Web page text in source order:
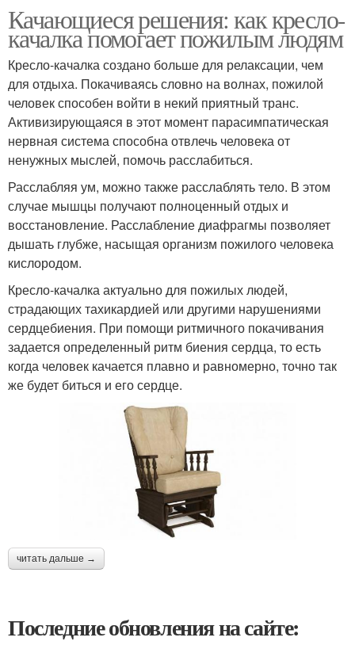
Качающиеся решения: как кресло-
качалка помогает пожилым людям
Кресло-качалка создано больше для релаксации, чем
для отдыха. Покачиваясь словно на волнах, пожилой
человек способен войти в некий приятный транс.
Активизирующаяся в этот момент парасимпатическая
нервная система способна отвлечь человека от
ненужных мыслей, помочь расслабиться.
Расслабляя ум, можно также расслаблять тело. В этом
случае мышцы получают полноценный отдых и
восстановление. Расслабление диафрагмы позволяет
дышать глубже, насыщая организм пожилого человека
кислородом.
Кресло-качалка актуально для пожилых людей,
страдающих тахикардией или другими нарушениями
сердцебиения. При помощи ритмичного покачивания
задается определенный ритм биения сердца, то есть
когда человек качается плавно и равномерно, точно так
же будет биться и его сердце.
читать дальше →
Последние обновления на сайте: